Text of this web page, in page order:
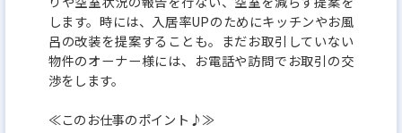
します。時には、入居率UPのためにキッチンやお風
呂の改装を提案することも。まだお取引していない
物件のオーナー様には、お電話や訪問でお取引の交
渉をします。
≪このお仕事のポイント♪≫